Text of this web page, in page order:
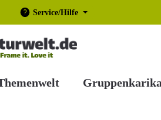
Service/Hilfe